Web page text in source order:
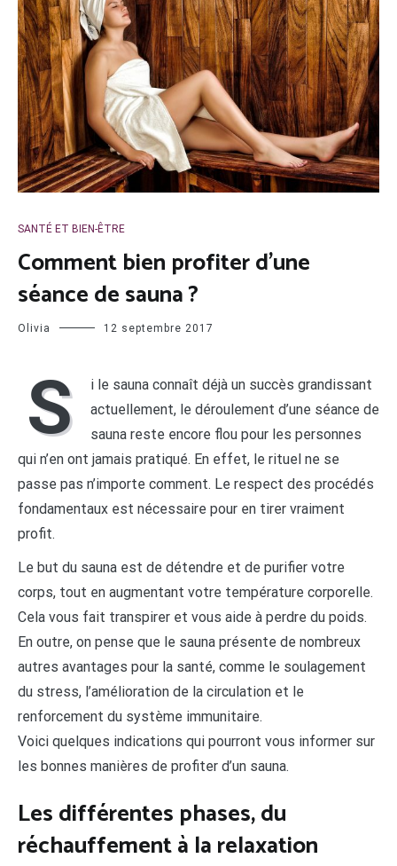
SANTÉ ET BIEN-ÊTRE
Comment bien profiter d’une
séance de sauna ?
Olivia 12 septembre 2017
S
i le sauna connaît déjà un succès grandissant
actuellement, le déroulement d’une séance de
sauna reste encore flou pour les personnes
qui n’en ont jamais pratiqué. En effet, le rituel ne se
passe pas n’importe comment. Le respect des procédés
fondamentaux est nécessaire pour en tirer vraiment
profit.
Le but du sauna est de détendre et de purifier votre
corps, tout en augmentant votre température corporelle.
Cela vous fait transpirer et vous aide à perdre du poids.
En outre, on pense que le sauna présente de nombreux
autres avantages pour la santé, comme le soulagement
du stress, l’amélioration de la circulation et le
renforcement du système immunitaire.
Voici quelques indications qui pourront vous informer sur
les bonnes manières de profiter d’un sauna.
Les différentes phases, du
réchauffement à la relaxation